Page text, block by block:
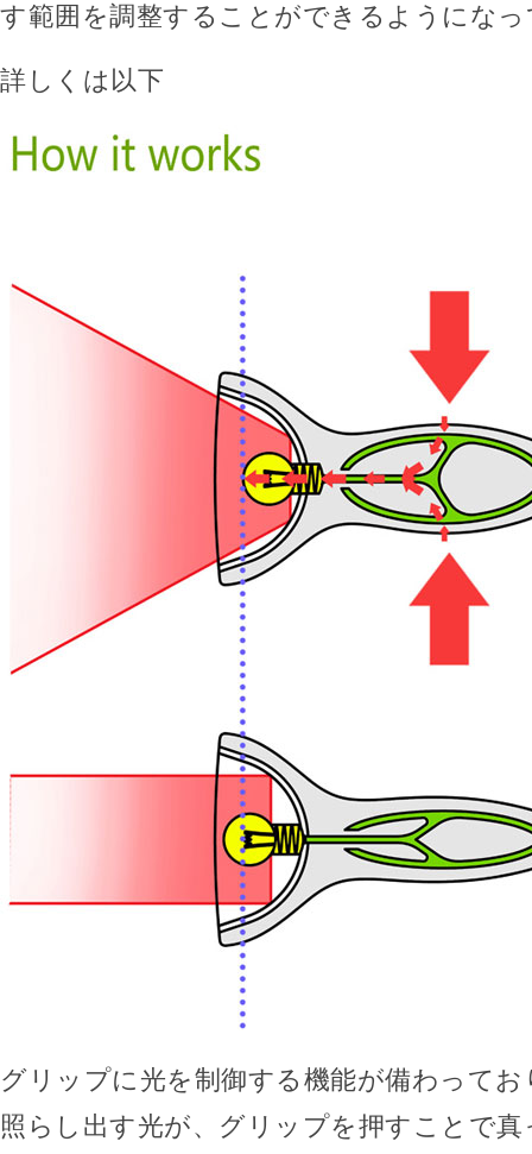
す範囲を調整することができるようにな
詳しくは以下
グリップに光を制御する機能が備わってお
照らし出す光が、グリップを押すことで